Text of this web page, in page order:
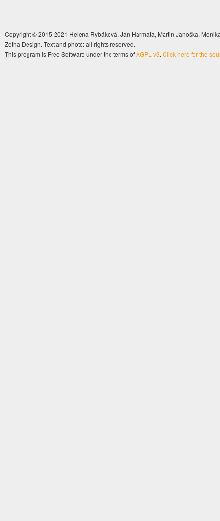
Copyright © 2015-2021 Helena Rybáková, Jan Harmata, Martin Janoška,
Zetha Design. Text and photo: all rights reserved.
This program is Free Software under the terms ofAGPL v3. Click here for the